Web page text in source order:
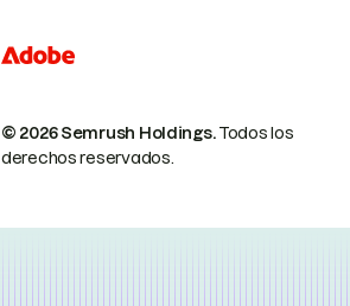
© 2026 Semrush Holdings.Todos los
derechos reservados.